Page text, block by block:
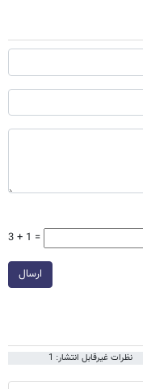
3 + 1 =
ارسال
نظرات غیرقابل انتشار: 1